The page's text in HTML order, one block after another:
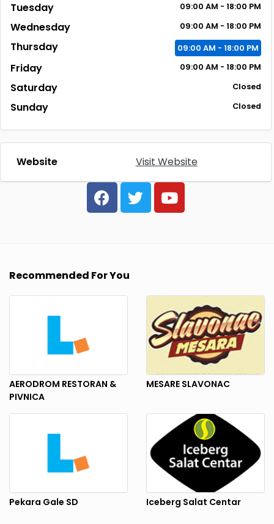
Tuesday 09:00 AM - 18:00 PM
Wednesday 09:00 AM - 18:00 PM
Thursday 09:00 AM - 18:00 PM
Friday 09:00 AM - 18:00 PM
Saturday Closed
Sunday Closed
Website Visit Website
Recommended For You
AERODROM RESTORAN &
PIVNICA
MESARE SLAVONAC
Pekara Gale SD Iceberg Salat Centar